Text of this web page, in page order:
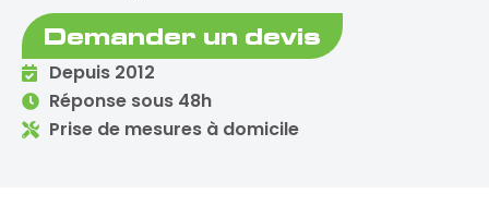
Depuis 2012
Réponse sous 48h
Prise de mesures à domicile
Demander un devis